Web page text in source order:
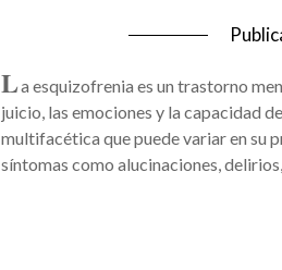
La esquizofrenia es un trastorno
juicio, las emociones y la capacidad
multifacética que puede variar en su
síntomas como alucinaciones,